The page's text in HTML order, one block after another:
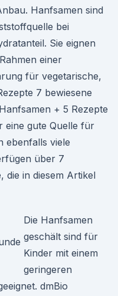
Hanfsamen sind
bei
Sie eignen
einer
für vegetarische,
7 bewiesene
+ 5 Rezepte
eine gute Quelle für
ebenfalls viele
über 7
die in diesem Artikel
Die Hanfsamen
geschält sind für
Kinder mit einem
geringeren
dmBio